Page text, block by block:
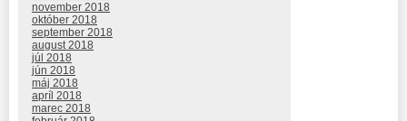
november 2018
október 2018
september 2018
august 2018
júl 2018
jún 2018
máj 2018
apríl 2018
marec 2018